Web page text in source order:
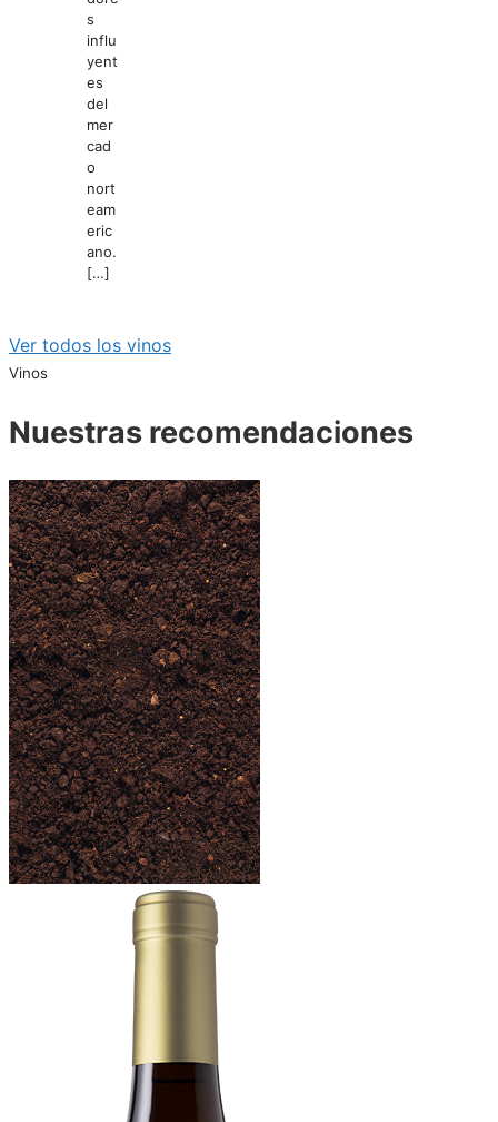
s
influ
yent
es
del
mer
cad
o
nort
eam
eric
ano.
[…]
Ver todos los vinos
Vinos
Nuestras recomendaciones